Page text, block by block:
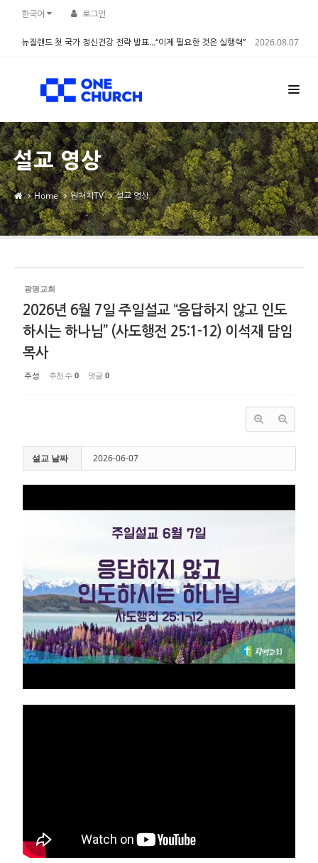
한국어 로그인
뉴질랜드 첫 국가 정신건강 전략 발표…“이제 필요한 것은 실행력” 2026.08.07
설교 영상
Home 원처치TV 설교 영상
광명교회
2026년 6월 7일 주일설교 “응답하지 않고 인도
하시는 하나님” (사도행전 25:1-12) 이석재 담임
목사
주성 추천 수 0 댓글 0
설교 날짜 2026-06-07
Sketchbook5, 스케치북5